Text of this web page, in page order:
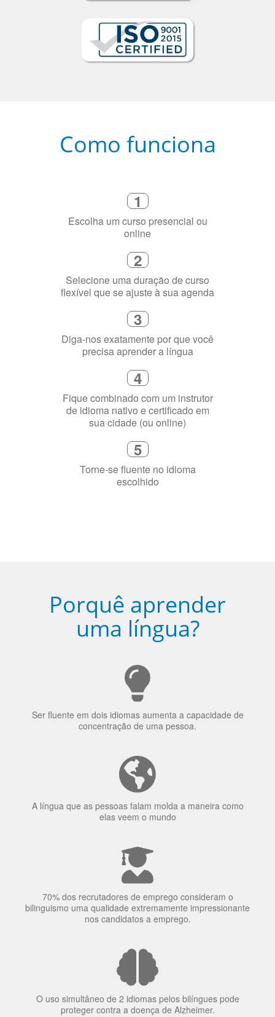
1
Escolha um curso presencial ou
online
2
Selecione uma duração de curso
flexível que se ajuste à sua agenda
3
Diga-nos exatamente por que você
precisa aprender a língua
4
Fique combinado com um instrutor
de idioma nativo e certificado em
sua cidade (ou online)
5
Porquê aprender
uma língua?
concentração de uma pessoa.
elas veem o mundo
70% dos recrutadores de emprego consideram o
nos candidatos a emprego.